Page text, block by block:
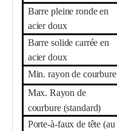
Barre pleine ronde en
acier doux
Barre solide carrée en
acier doux
Min. rayon de courbure
Max. Rayon de
courbure (standard)
Porte-à-faux de tête (au